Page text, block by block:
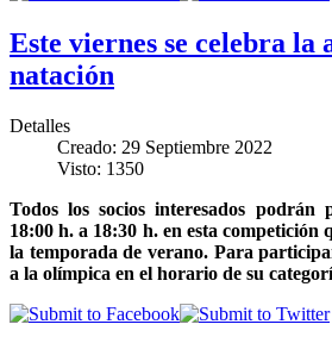
Este viernes se celebra la
natación
Detalles
Creado: 29 Septiembre 2022
Visto: 1350
Todos los socios interesados podrán
18:00 h. a 18:30 h. en esta competición
la temporada de verano. Para
a la olímpica en el horario de su